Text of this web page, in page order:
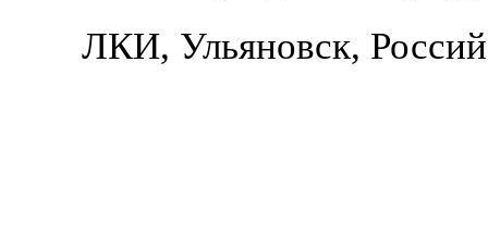
ЛКИ, Ульяновск,